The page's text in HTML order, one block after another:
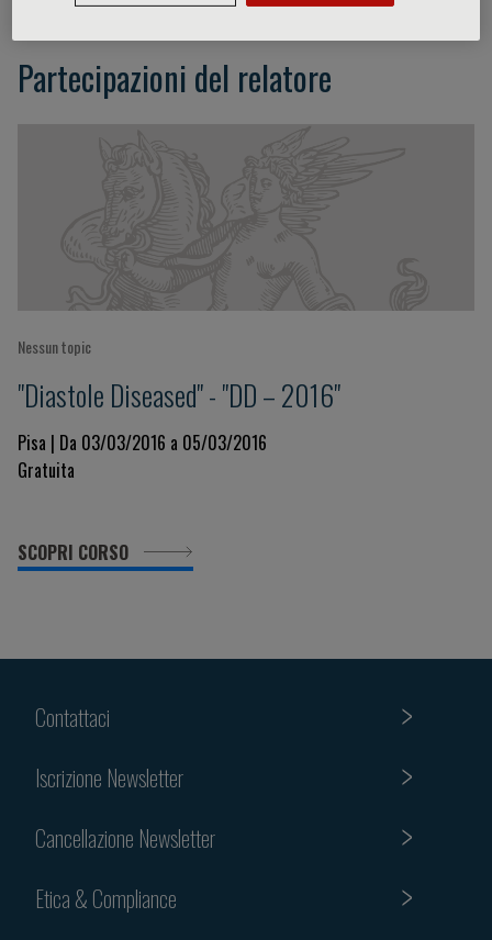
Partecipazioni del relatore
Nessun topic
"Diastole Diseased" - "DD – 2016"
Pisa | Da 03/03/2016 a 05/03/2016
Gratuita
SCOPRI CORSO
Contattaci
Iscrizione Newsletter
Cancellazione Newsletter
Etica & Compliance